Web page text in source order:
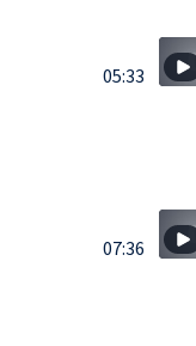
05:33
07:36